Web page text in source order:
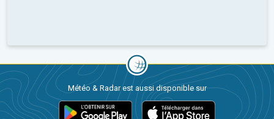
Météo & Radar est aussi disponible sur